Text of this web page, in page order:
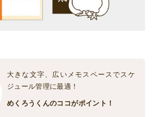
大きな文字、広いメモスペースでスケ
ジュール管理に最適！
めくろうくんのココがポイント！